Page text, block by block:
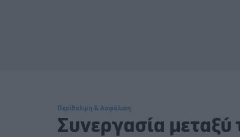
Περίθαλψη & Ασφάλιση
Συνεργασία μεταξύ